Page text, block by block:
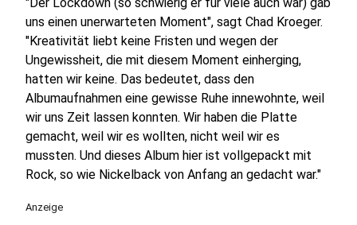
uns einen unerwarteten Moment", sagt Chad Kroeger.
"Kreativität liebt keine Fristen und wegen der
Ungewissheit, die mit diesem Moment einherging,
hatten wir keine. Das bedeutet, dass den
Albumaufnahmen eine gewisse Ruhe innewohnte, weil
wir uns Zeit lassen konnten. Wir haben die Platte
gemacht, weil wir es wollten, nicht weil wir es
mussten. Und dieses Album hier ist vollgepackt mit
Rock, so wie Nickelback von Anfang an gedacht war."
Anzeige